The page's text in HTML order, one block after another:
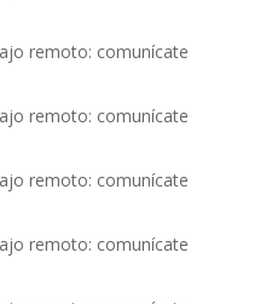
remoto: comunícate
remoto: comunícate
remoto: comunícate
remoto: comunícate